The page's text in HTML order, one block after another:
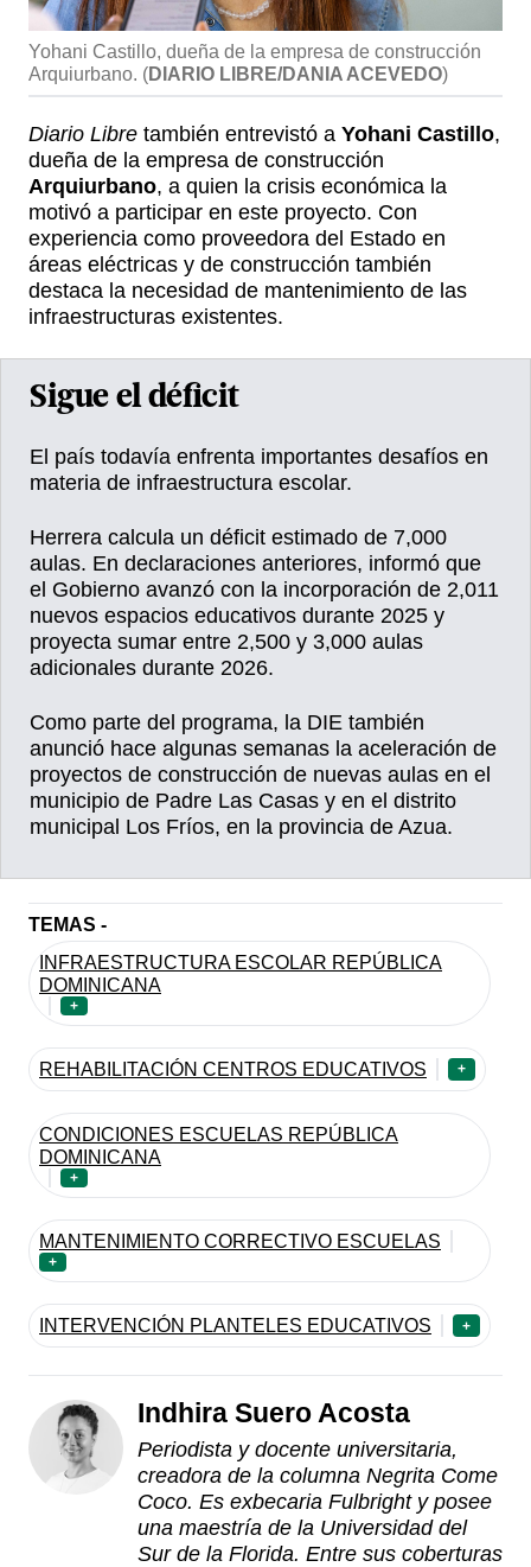
Yohani Castillo, dueña de la empresa de construcción
Arquiurbano. ( DIARIO LIBRE/DANIA ACEVEDO)
Diario Libre también entrevistó a Yohani Castillo,
dueña de la empresa de construcción
Arquiurbano, a quien la crisis económica la
motivó a participar en este proyecto. Con
experiencia como proveedora del Estado en
áreas eléctricas y de construcción también
destaca la necesidad de mantenimiento de las
infraestructuras existentes.
Sigue el déficit
El país todavía enfrenta importantes desafíos en
materia de infraestructura escolar.
Herrera calcula un déficit estimado de 7,000
aulas. En declaraciones anteriores, informó que
el Gobierno avanzó con la incorporación de 2,011
nuevos espacios educativos durante 2025 y
proyecta sumar entre 2,500 y 3,000 aulas
adicionales durante 2026.
Como parte del programa, la DIE también
anunció hace algunas semanas la aceleración de
proyectos de construcción de nuevas aulas en el
municipio de Padre Las Casas y en el distrito
municipal Los Fríos, en la provincia de Azua.
TEMAS -
INFRAESTRUCTURA ESCOLAR REPÚBLICA
DOMINICANA
+
REHABILITACIÓN CENTROS EDUCATIVOS +
CONDICIONES ESCUELAS REPÚBLICA
DOMINICANA
+
MANTENIMIENTO CORRECTIVO ESCUELAS
+
INTERVENCIÓN PLANTELES EDUCATIVOS +
Indhira Suero Acosta
Periodista y docente universitaria,
creadora de la columna Negrita Come
Coco. Es exbecaria Fulbright y posee
una maestría de la Universidad del
Sur de la Florida. Entre sus coberturas